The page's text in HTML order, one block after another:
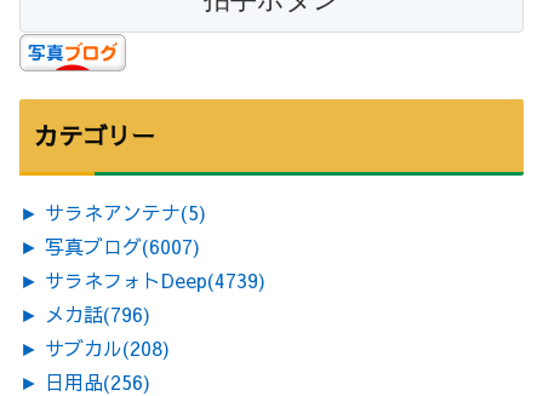
カテゴリー
► サラネアンテナ(5)
► 写真ブログ(6007)
► サラネフォトDeep(4739)
► メカ話(796)
► サブカル(208)
► 日用品(256)